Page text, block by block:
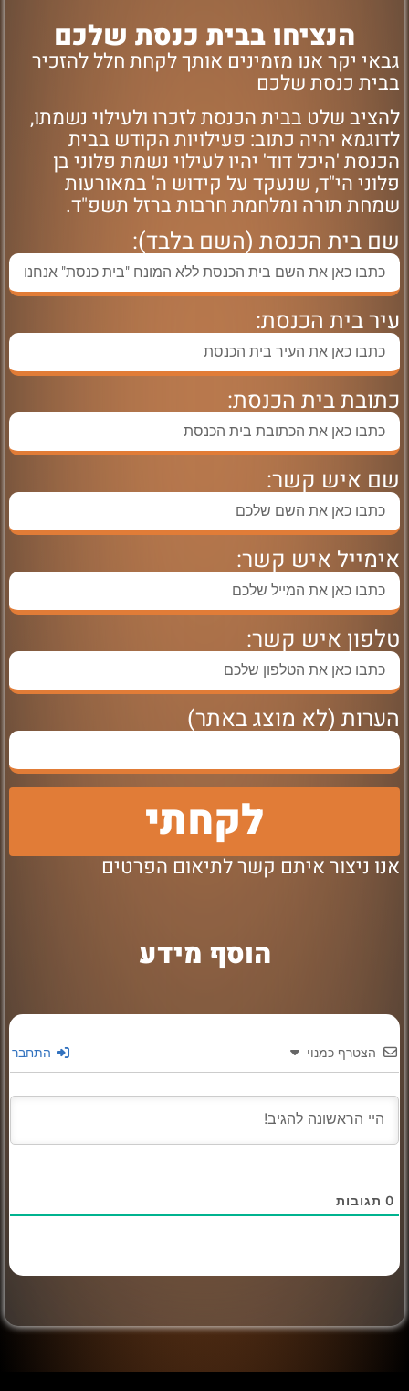
הנציחו בבית כנסת שלכם
גבאי יקר אנו מזמינים אותך לקחת חלל להזכיר
בבית כנסת שלכם
להציב שלט בבית הכנסת לזכרו ולעילוי נשמתו,
לדוגמא יהיה כתוב: פעילויות הקודש בבית
הכנסת 'היכל דוד' יהיו לעילוי נשמת פלוני בן
פלוני הי"ד, שנעקד על קידוש ה' במאורעות
שמחת תורה ומלחמת חרבות ברזל תשפ"ד.
שם בית הכנסת (השם בלבד):
עיר בית הכנסת:
כתובת בית הכנסת:
שם איש קשר:
אימייל איש קשר:
טלפון איש קשר:
הערות (לא מוצג באתר)
לקחתי
אנו ניצור איתם קשר לתיאום הפרטים
הוסף מידע
הצטרף כמנוי התחבר
0 תגובות